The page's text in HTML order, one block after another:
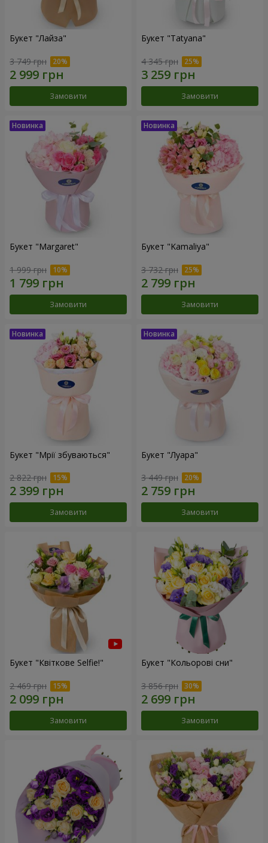
Букет "Лайза"
3 749 грн
Замовити
Букет "Tatyana"
4 345 грн
Замовити
Букет "Margaret"
1 999 грн
Замовити
Букет "Kamaliya"
3 732 грн
Замовити
Букет "Мрії збуваються"
2 822 грн
Замовити
Букет "Луара"
3 449 грн
Замовити
Букет "Квіткове Selfie!"
2 469 грн
Замовити
Букет "Кольорові сни"
3 856 грн
Замовити